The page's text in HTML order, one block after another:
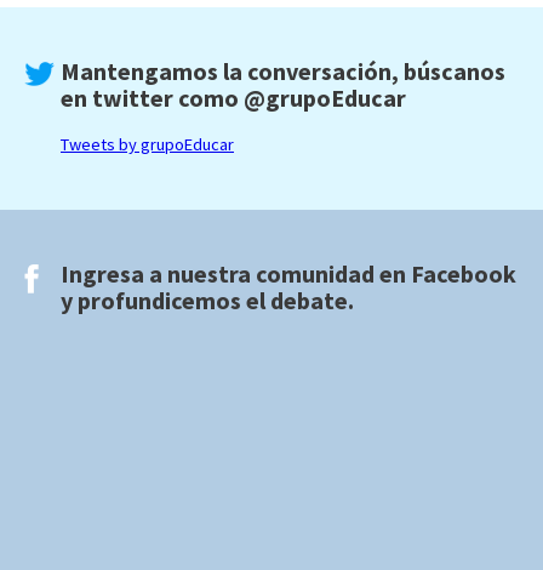
Mantengamos la conversación, búscanos
en twitter como @grupoEducar
Tweets by grupoEducar
Ingresa a nuestra comunidad en Facebook
y profundicemos el debate.